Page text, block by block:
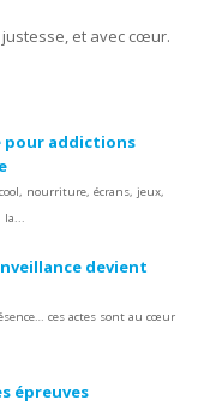
justesse, et avec cœur.
pour addictions
nourriture, écrans, jeux,
la...
devient
ces actes sont au cœur
épreuves